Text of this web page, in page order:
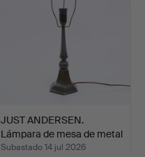
JUST ANDERSEN.
Lámpara de mesa de metal
de…
Subastado 14 jul 2026